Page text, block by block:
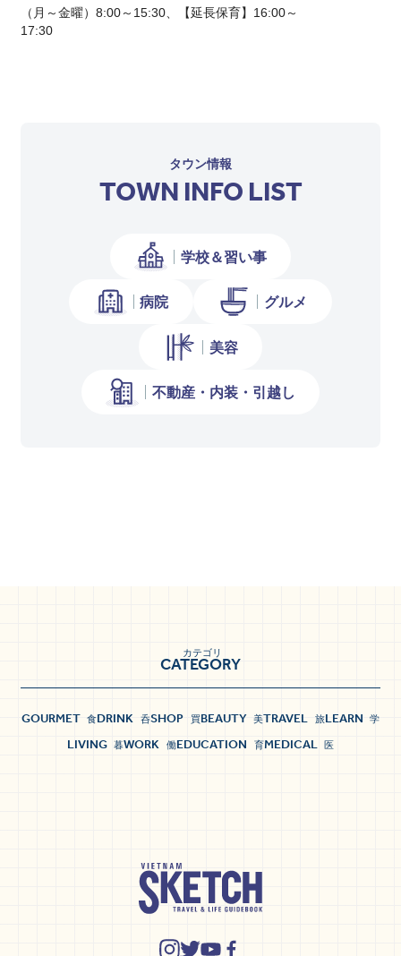
（月～金曜）8:00～15:30、【延長保育】16:00～
17:30
タウン情報
TOWN INFO LIST
学校＆習い事
病院 グルメ
美容
不動産・内装・引越し
CATEGORY
カテゴリ
GOURMET 食DRINK 呑SHOP 買BEAUTY 美TRAVEL 旅LEARN 学
LIVING 暮WORK 働EDUCATION 育MEDICAL 医